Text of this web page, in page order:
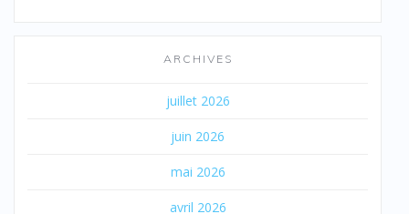
ARCHIVES
juillet 2026
juin 2026
mai 2026
avril 2026